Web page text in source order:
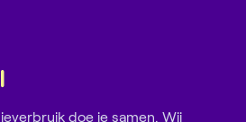
doe je samen. Wij